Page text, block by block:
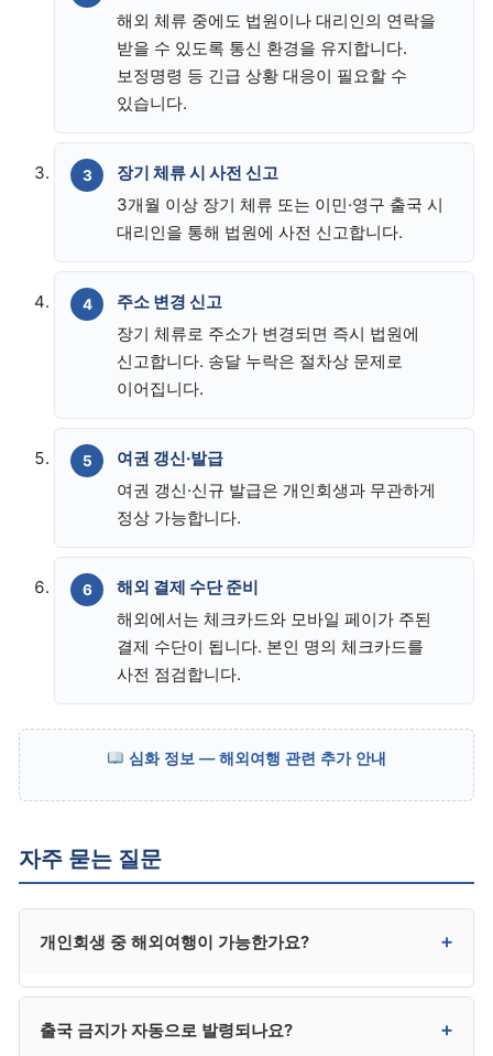
해외 체류 중에도 법원이나 대리인의 연락을
받을 수 있도록 통신 환경을 유지합니다.
보정명령 등 긴급 상황 대응이 필요할 수
있습니다.
장기 체류 시 사전 신고
3개월 이상 장기 체류 또는 이민·영구 출국 시
대리인을 통해 법원에 사전 신고합니다.
주소 변경 신고
장기 체류로 주소가 변경되면 즉시 법원에
신고합니다. 송달 누락은 절차상 문제로
이어집니다.
여권 갱신·발급
여권 갱신·신규 발급은 개인회생과 무관하게
정상 가능합니다.
해외 결제 수단 준비
해외에서는 체크카드와 모바일 페이가 주된
결제 수단이 됩니다. 본인 명의 체크카드를
사전 점검합니다.
심화 정보 — 해외여행 관련 추가 안내
자주 묻는 질문
개인회생 중 해외여행이 가능한가요? +
업무 출장 등 모두 자유입니다.
출국 금지가 자동으로 발령되나요? +